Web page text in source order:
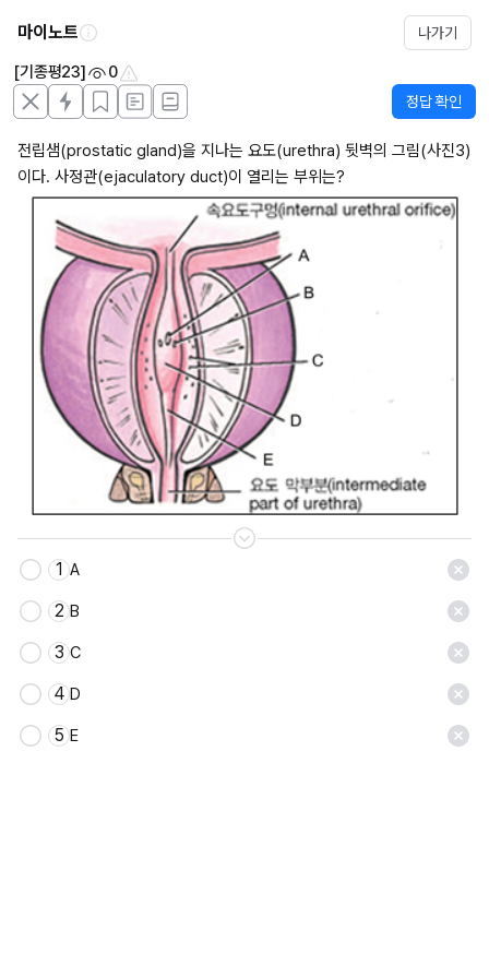
마이노트 나가기
[기종평23] 0
정답 확인
전립샘(prostatic gland)을 지나는 요도(urethra) 뒷벽의 그림(사진3)
이다. 사정관(ejaculatory duct)이 열리는 부위는?
1 A
2 B
3 C
4 D
5 E